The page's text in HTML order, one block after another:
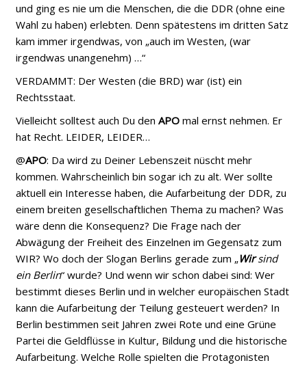
und ging es nie um die Menschen, die die DDR (ohne eine
Wahl zu haben) erlebten. Denn spätestens im dritten Satz
kam immer irgendwas, von „auch im Westen, (war
irgendwas unangenehm) …“
VERDAMMT: Der Westen (die BRD) war (ist) ein
Rechtsstaat.
Vielleicht solltest auch Du denAPO mal ernst nehmen. Er
hat Recht. LEIDER, LEIDER…
@APO: Da wird zu Deiner Lebenszeit nüscht mehr
kommen. Wahrscheinlich bin sogar ich zu alt. Wer sollte
aktuell ein Interesse haben, die Aufarbeitung der DDR, zu
einem breiten gesellschaftlichen Thema zu machen? Was
wäre denn die Konsequenz? Die Frage nach der
Abwägung der Freiheit des Einzelnen im Gegensatz zum
WIR? Wo doch der Slogan Berlins gerade zum „Wirsind
ein Berlin“ wurde? Und wenn wir schon dabei sind: Wer
bestimmt dieses Berlin und in welcher europäischen Stadt
kann die Aufarbeitung der Teilung gesteuert werden? In
Berlin bestimmen seit Jahren zwei Rote und eine Grüne
Partei die Geldflüsse in Kultur, Bildung und die historische
Aufarbeitung. Welche Rolle spielten die Protagonisten